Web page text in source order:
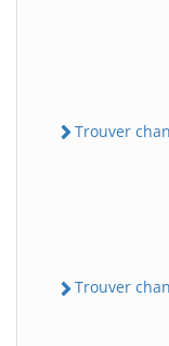
Trouver
Trouver